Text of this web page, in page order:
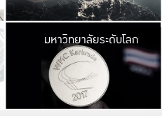
มหาวิ
เปลี่ยนแปลง แล
เพื่อทำง
ระบบสารสนเทศ
มหาวิทยาลัยระดับโลก